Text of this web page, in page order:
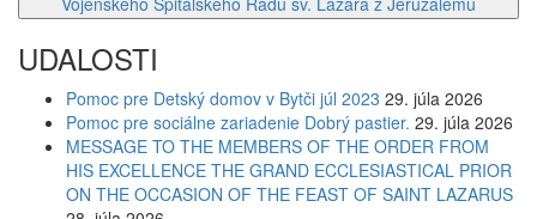
UDALOSTI
Pomoc pre Detský domov v Bytči júl 2023 29. júla 2026
Pomoc pre sociálne zariadenie Dobrý pastier. 29. júla 2026
MESSAGE TO THE MEMBERS OF THE ORDER FROM
HIS EXCELLENCE THE GRAND ECCLESIASTICAL PRIOR
ON THE OCCASION OF THE FEAST OF SAINT LAZARUS